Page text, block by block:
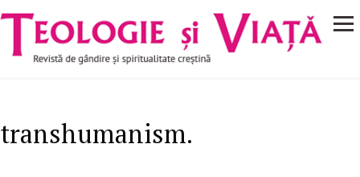
Mergi la conţinutul principal
Navigare
principală
transhumanism.